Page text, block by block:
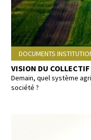
DOCUMENTS
VISION DU
Demain, quel sys­tème
société ?